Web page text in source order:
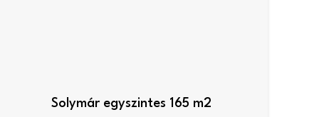
Solymár egyszintes 165 m2